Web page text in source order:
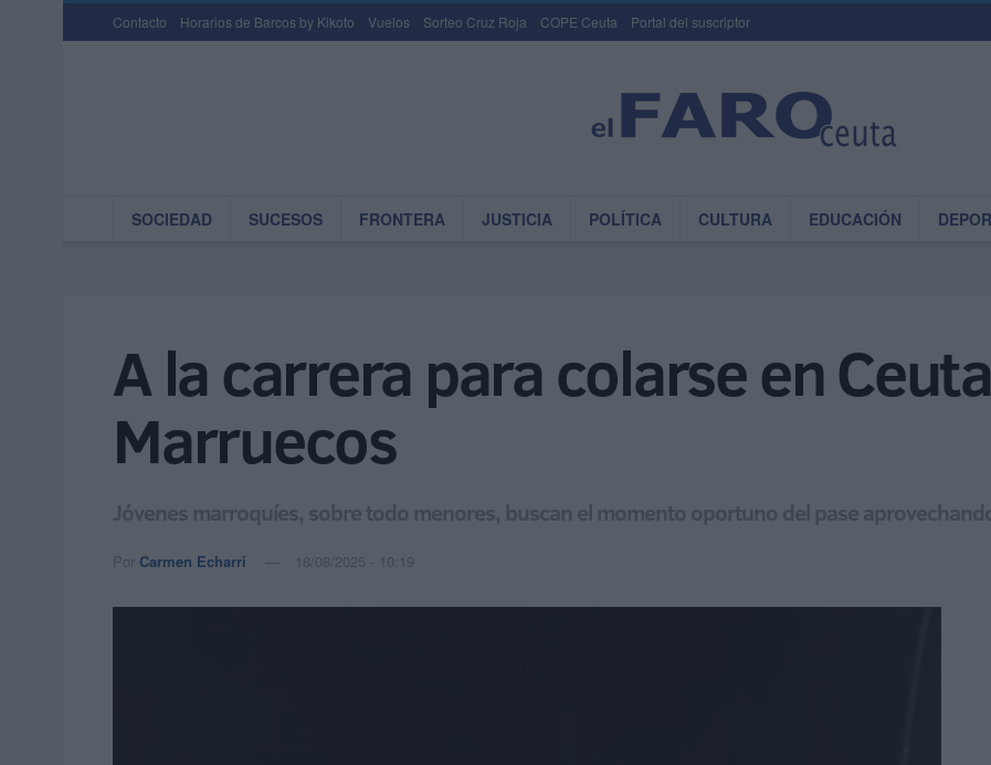
Contacto Horarios de Barcos by Kikoto Vuelos Sorteo Cruz Roja COPE Ceuta Portal del suscriptor
SOCIEDAD SUCESOS FRONTERA JUSTICIA POLÍTICA CULTURA EDUCACIÓN
A la carrera para colarse en
Marruecos
Jóvenes marroquíes, sobre todo menores, buscan el momento oportuno del pase
Por Carmen Echarri 18/08/2025 - 10:19